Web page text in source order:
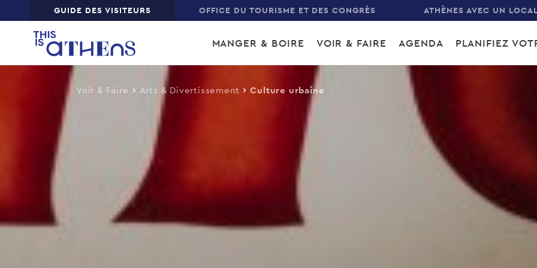
content
Top GUIDE DES VISITEURS OFFICE DU TOURISME ET DES CONGRÈS ATHÈNES AVEC UN LOCAL
Main
navigation
MANGER & BOIRE VOIR & FAIRE AGENDA PLANIFIEZ
Voir & Faire Arts & Divertissement Culture urbaine